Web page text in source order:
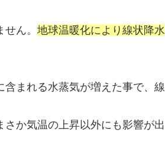
ん。 地球温暖化により線状降水
まれる水蒸気が増えた事で、線
か気温の上昇以外にも影響が出